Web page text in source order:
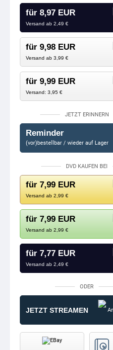
für 8,97 EUR
Versand ab 2,49 €
für 9,98 EUR
Versand ab 3,99 €
für 9,99 EUR
Versand: 3,95 €
JETZT ERINNERN
Reminder
(vor)bestellbar / wieder auf Lager
DVD KAUFEN BEI
für 7,99 EUR
Versand ab 2,99 €
für 7,99 EUR
Versand ab 2,99 €
für 7,77 EUR
Versand ab 2,49 €
ODER
JETZT STREAMEN